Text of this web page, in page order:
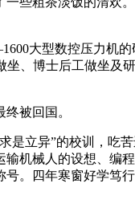
大型数控压力机的
、博士后工做坐及
被回国。
立异”的校训，吃
机械人的设想、编
。四年寒窗好学笃